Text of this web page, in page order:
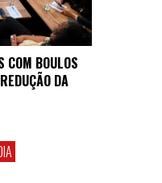
COM BOULOS
DA